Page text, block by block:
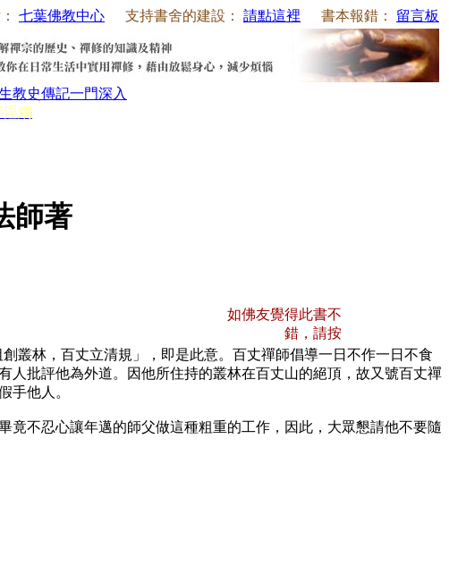
七葉佛教中心 支持書舍的建設： 請點這裡 書本報錯： 留言板
教史傳記一門深入
淫網
師著
如佛友覺得此書不
錯，請按
林，百丈立清規」，即是此意。百丈禪師倡導一日不作一日不食
批評他為外道。因他所住持的叢林在百丈山的絕頂，故又號百丈禪
手他人。
不忍心讓年邁的師父做這種粗重的工作，因此，大眾懇請他不要隨